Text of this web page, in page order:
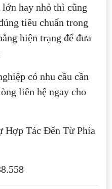
hay nhỏ thì cũng
tiêu chuẩn trong
hiện trạng để đưa
có nhu cầu cần
liên hệ ngay cho
Hợp Tác Đến Từ Phía